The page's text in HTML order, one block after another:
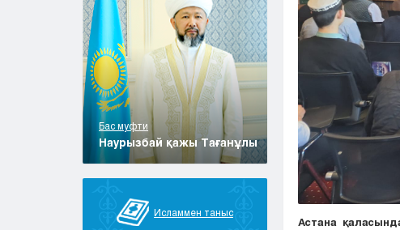
Бас муфти
Наурызбай қажы Тағанұлы
Исламмен таныс
Астана